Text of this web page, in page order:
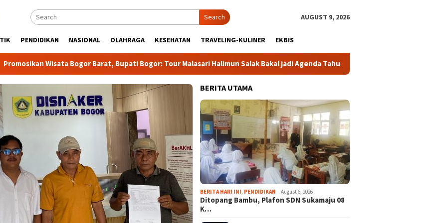
Search AUGUST 9, 2026
PENDIDIKAN NASIONAL OLAHRAGA KESEHATAN TRAVELING-KULINER EKBIS
Wisata Bogor Barat, Bupati Bogor: Tour Malasari Halimun Salak Bakal jadi Agenda Tahunan
BERITA UTAMA
BERITA HARI INI PENDIDIKAN August 6, 2026
Ditopang Bambu, Plafon SDN Sukamaju 08
K…